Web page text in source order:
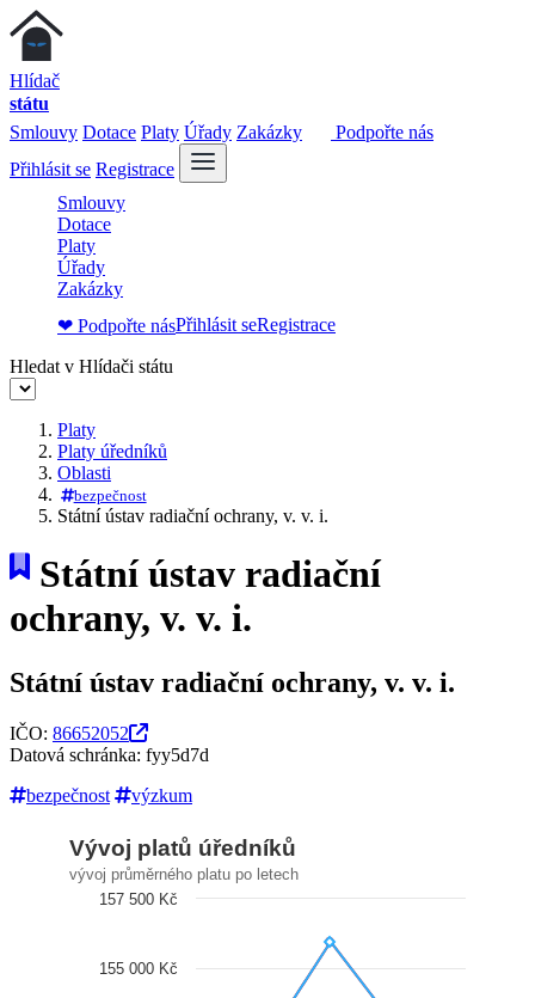
Hlídač
státu
Smlouvy Dotace Platy Úřady Zakázky
Podpořte nás
Přihlásit se Registrace
Smlouvy
Dotace
Platy
Úřady
Zakázky
❤ Podpořte násPřihlásit seRegistrace
Hledat v Hlídači státu
Platy
Platy úředníků
Oblasti
bezpečnost
Státní ústav radiační ochrany, v. v. i.
Státní ústav radiační
ochrany, v. v. i.
Státní ústav radiační ochrany, v. v. i.
IČO: 86652052
Datová schránka: fyy5d7d
bezpečnost
výzkum
Vývoj platů úředníků
vývoj průměrného platu po letech
155 000 Kč
157 500 Kč